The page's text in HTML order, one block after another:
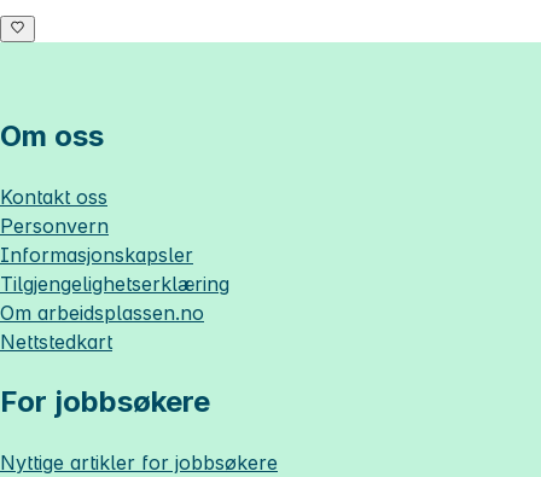
Om oss
Kontakt oss
Personvern
Informasjonskapsler
Tilgjengelighetserklæring
Om arbeidsplassen.no
Nettstedkart
For jobbsøkere
Nyttige artikler for jobbsøkere